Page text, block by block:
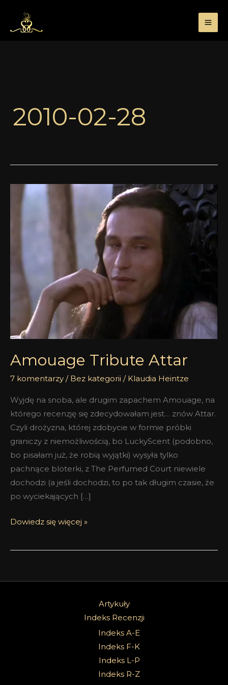
treści
2010-02-28
Amouage Tribute Attar
7 komentarzy / Bez kategorii / Klaudia Heintze
Wyjdę na snoba, ale drugim zapachem Amouage, na
którego recenzję się zdecydowałam jest… znów Attar.
Czyli drożyzna, której zdobycie w formie próbki
graniczy z niemożliwością, bo LuckyScent (podobno,
bo pisałam już, że robią wyjątki) wysyła tylko
pachnące bloterki, z The Perfumed Court niewiele
dochodzi (a jeśli dochodzi, to po tak długim czasie, że
po wyciekających […]
Amouage
Dowiedz się więcej »
Artykuły
Indeks Recenzji
Indeks A-E
Indeks F-K
Indeks L-P
Indeks R-Z